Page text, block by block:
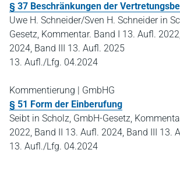
§ 37 Beschränkungen der
Uwe H. Schneider/Sven H. Schneider in
Gesetz, Kommentar. Band I 13. Aufl.
2024, Band III 13. Aufl. 2025
13. Aufl./Lfg. 04.2024
Kommentierung | GmbHG
§ 51 Form der Einberufung
Seibt in Scholz, GmbH-Gesetz,
2022, Band II 13. Aufl. 2024, Band III 13.
13. Aufl./Lfg. 04.2024